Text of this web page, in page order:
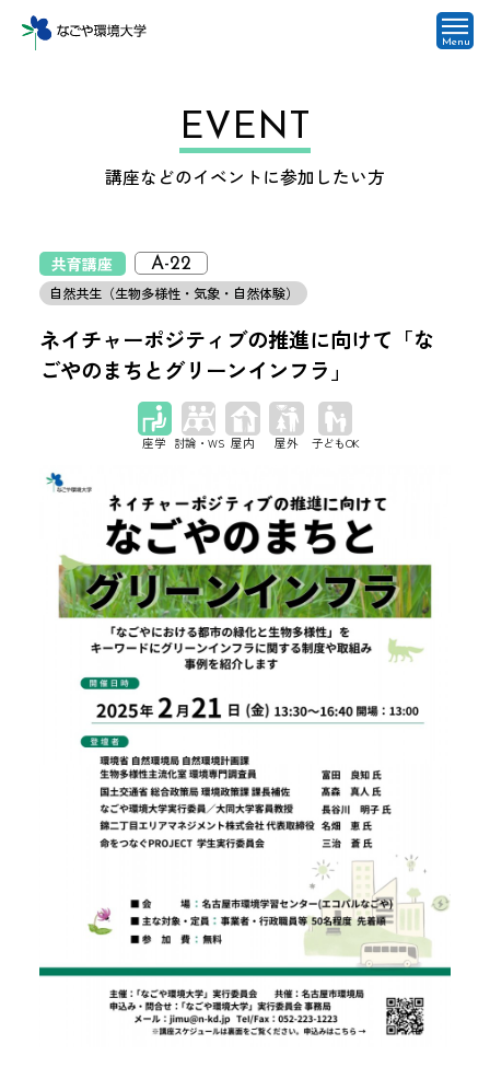
Menu
EVENT
講座などのイベントに参加したい方
ネイチャーポジティブの推進に向けて「な
ごやのまちとグリーンインフラ」
共育講座 A-22
自然共生（生物多様性・気象・自然体験）
座学